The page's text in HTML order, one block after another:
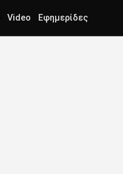
Video Εφημερίδες